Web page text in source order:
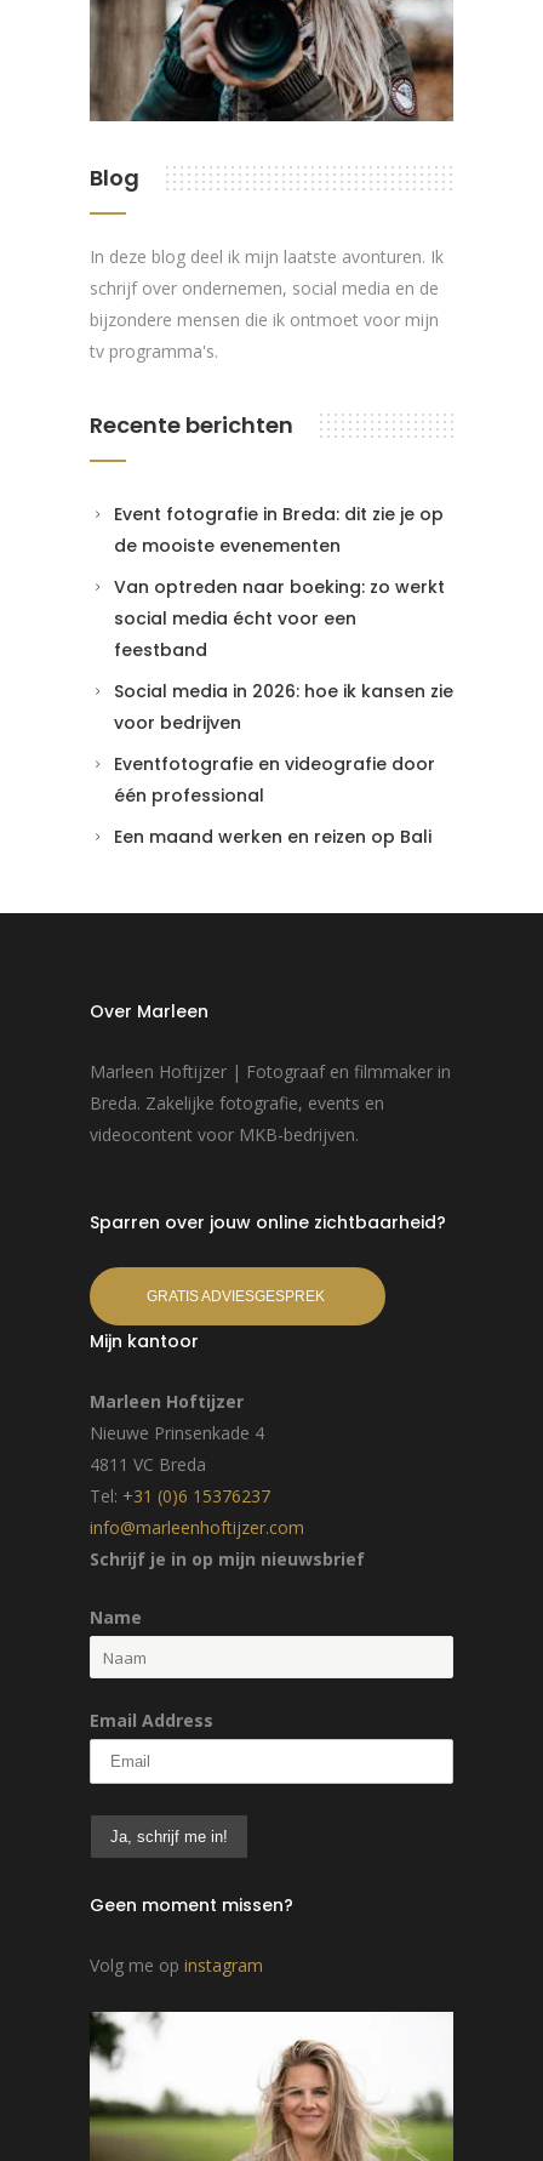
Blog
In deze blog deel ik mijn laatste avonturen. Ik
schrijf over ondernemen, social media en de
bijzondere mensen die ik ontmoet voor mijn
tv programma's.
Recente berichten
Event fotografie in Breda: dit zie je op
de mooiste evenementen
Van optreden naar boeking: zo werkt
social media écht voor een
feestband
Social media in 2026: hoe ik kansen zie
voor bedrijven
Eventfotografie en videografie door
één professional
Een maand werken en reizen op Bali
Over Marleen
Marleen Hoftijzer | Fotograaf en filmmaker in
Breda. Zakelijke fotografie, events en
videocontent voor MKB-bedrijven.
Sparren over jouw online zichtbaarheid?
GRATIS ADVIESGESPREK
Mijn kantoor
Marleen Hoftijzer
Nieuwe Prinsenkade 4
4811 VC Breda
Tel: +31 (0)6 15376237
info@marleenhoftijzer.com
Schrijf je in op mijn nieuwsbrief
Name
Email Address
Geen moment missen?
Volg me op instagram